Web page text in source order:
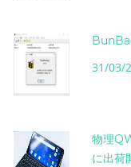
31/03/
物理
に出荷